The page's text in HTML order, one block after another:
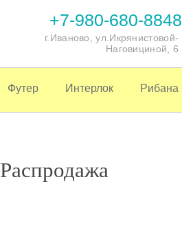
+7-980-680-8848
г.Иваново, ул.Икрянистовой-
Наговициной, 6
Футер Интерлок Рибана
Распродажа